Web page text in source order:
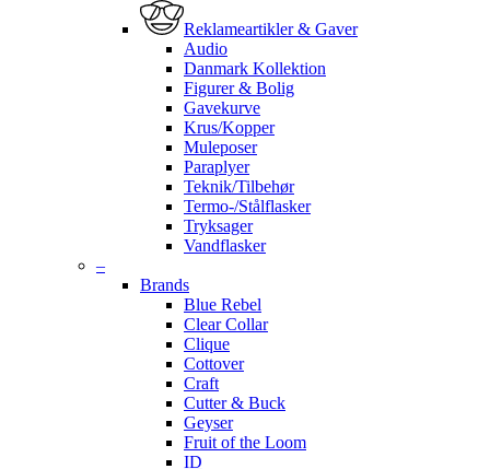
Reklameartikler & Gaver
Audio
Danmark Kollektion
Figurer & Bolig
Gavekurve
Krus/Kopper
Muleposer
Paraplyer
Teknik/Tilbehør
Termo-/Stålflasker
Tryksager
Vandflasker
–
Brands
Blue Rebel
Clear Collar
Clique
Cottover
Craft
Cutter & Buck
Geyser
Fruit of the Loom
ID